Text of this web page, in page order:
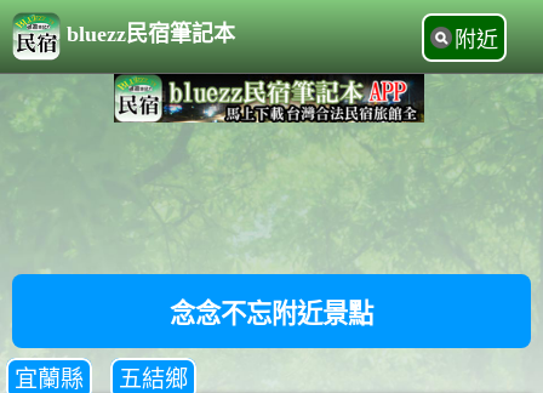
bluezz民宿筆記本 附近
念念不忘附近景點
宜蘭縣 五結鄉